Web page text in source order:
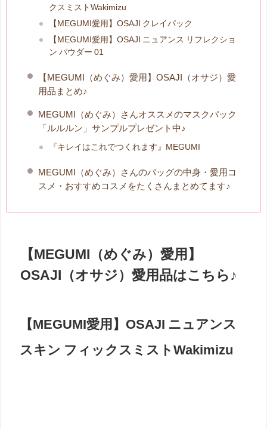
クスミストWakimizu
【MEGUMI愛用】OSAJI クレイパック
【MEGUMI愛用】OSAJI ニュアンス リフレクショ
ン パウダー 01
【MEGUMI（めぐみ）愛用】OSAJI（オサジ）愛
用品まとめ♪
MEGUMI（めぐみ）さんオススメのマスクパック
「ルルルン」サンプルプレゼント中♪
『キレイはこれでつくれます』MEGUMI
MEGUMI（めぐみ）さんのバッグの中身・愛用コ
スメ・おすすめコスメをたくさんまとめてます♪
【MEGUMI（めぐみ）愛用】
OSAJI（オサジ）愛用品はこちら♪
【MEGUMI愛用】OSAJI ニュアンス
スキン フィックスミストWakimizu